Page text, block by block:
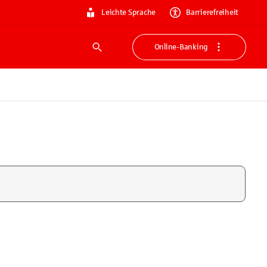
Leichte Sprache Barrierefreiheit
Suche
Online-Banking